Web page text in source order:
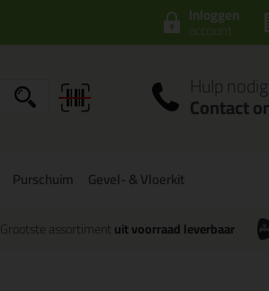
Inloggen
account
Hulp
Contact
Purschuim Gevel- & Vloerkit
Grootste assortiment uit voorraad leverbaar